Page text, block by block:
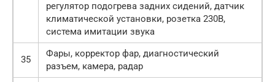
регулятор подогрева задних сидений, датчик
климатической установки, розетка 230В,
система имитации звука
35
Фары, корректор фар, диагностический
разъем, камера, радар